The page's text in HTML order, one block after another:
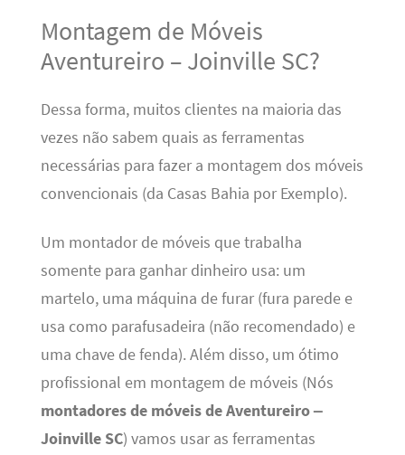
Montagem de Móveis
Aventureiro – Joinville SC?
Dessa forma, muitos clientes na maioria das
vezes não sabem quais as ferramentas
necessárias para fazer a montagem dos móveis
convencionais (da Casas Bahia por Exemplo).
Um montador de móveis que trabalha
somente para ganhar dinheiro usa: um
martelo, uma máquina de furar (fura parede e
usa como parafusadeira (não recomendado) e
uma chave de fenda). Além disso, um ótimo
profissional em montagem de móveis (Nós
montadores de móveis de Aventureiro –
Joinville SC) vamos usar as ferramentas